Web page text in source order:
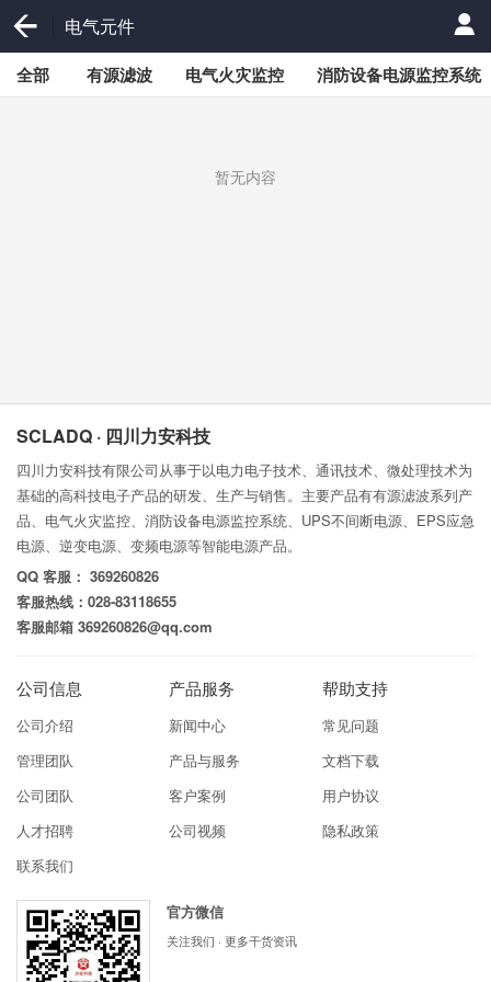
电气元件
全部 有源滤波 电气火灾监控 消防设备电源监控系统
暂无内容
SCLADQ · 四川力安科技
四川力安科技有限公司从事于以电力电子技术、通讯技术、微处理技术为
基础的高科技电子产品的研发、生产与销售。主要产品有有源滤波系列产
品、电气火灾监控、消防设备电源监控系统、UPS不间断电源、EPS应急
电源、逆变电源、变频电源等智能电源产品。
QQ 客服： 369260826
客服热线：028-83118655
客服邮箱 369260826@qq.com
公司信息
公司介绍
管理团队
公司团队
人才招聘
联系我们
产品服务
新闻中心
产品与服务
客户案例
公司视频
帮助支持
常见问题
文档下载
用户协议
隐私政策
官方微信
关注我们 · 更多干货资讯